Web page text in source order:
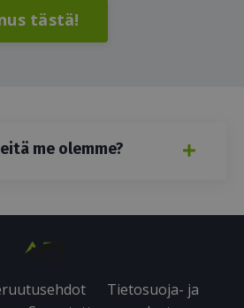
tästä!
me olemme?
Tietosuoja- ja